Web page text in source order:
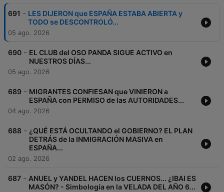
691 - LES DIJERON que ESPAÑA ESTABA ABIERTA y
TODO se DESCONTROLÓ...
05 ago. 2026
690 - EL CLUB del OSO PANDA SIGUE ACTIVO en
NUESTROS DÍAS...
05 ago. 2026
689 - MIGRANTES CONFIESAN que VINIERON a
ESPAÑA con PERMISO de las AUTORIDADES...
04 ago. 2026
688 - ¿QUÉ ESTÁ OCULTANDO el GOBIERNO? EL PLAN
DETRÁS de la INMIGRACIÓN MASIVA en
ESPAÑA...
02 ago. 2026
687 - ANUEL y YANDEL HACEN los CUERNOS... ¿IBAI ES
MASÓN? - Simbología en la VELADA DEL AÑO 6...